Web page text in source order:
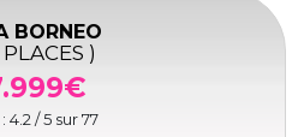
BORNEO
PLACES )
4.2 / 5 sur77